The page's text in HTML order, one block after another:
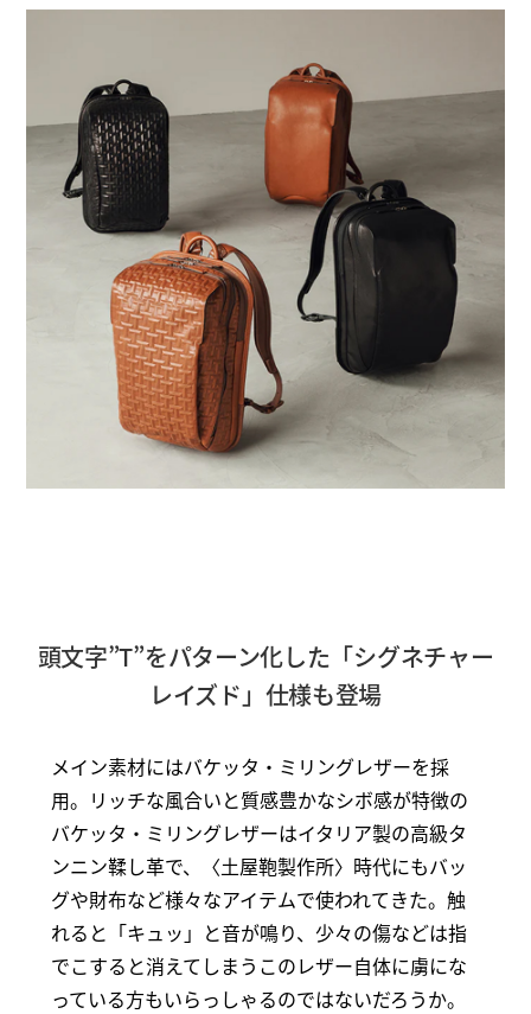
頭文字”T”をパターン化した「シグネチャー
レイズド」仕様も登場
メイン素材にはバケッタ・ミリングレザーを採
用。リッチな風合いと質感豊かなシボ感が特徴の
バケッタ・ミリングレザーはイタリア製の高級タ
ンニン鞣し革で、〈土屋鞄製作所〉時代にもバッ
グや財布など様々なアイテムで使われてきた。触
れると「キュッ」と音が鳴り、少々の傷などは指
でこすると消えてしまうこのレザー自体に虜にな
っている方もいらっしゃるのではないだろうか。